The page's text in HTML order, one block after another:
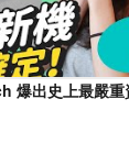
爆出史上最嚴